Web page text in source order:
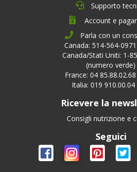
Supporto
Account e
Parla con un
Canada: 514-564-
Canada/Stati Uniti: 1-
(numero verde)
France: 04
Italia: 019 910.00.04
Ricevere la
Consigli nutrizione e
Seguici